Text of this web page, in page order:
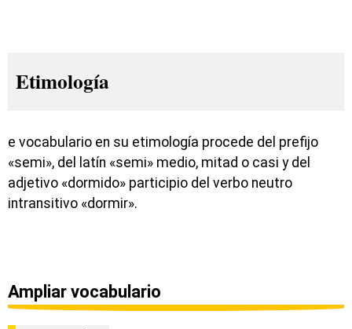
Etimología
e vocabulario en su etimología procede del prefijo
«semi», del latín «semi» medio, mitad o casi y del
adjetivo «dormido» participio del verbo neutro
intransitivo «dormir».
Ampliar vocabulario